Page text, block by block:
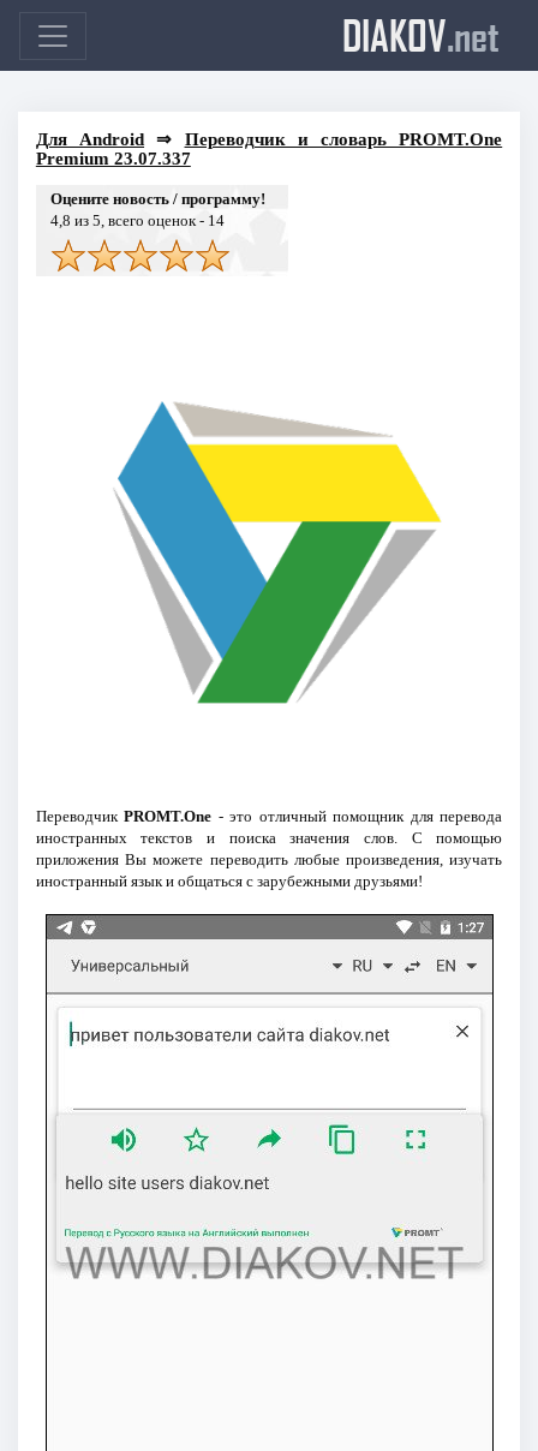
DIAKOV.net
Для Android ⇒ Переводчик и словарь PROMT.One
Premium 23.07.337
Оцените новость / программу!
4,8 из 5, всего оценок - 14
ПереводчикPROMT.One - это отличный помощник для перевода
иностранных текстов и поиска значения слов. С помощью
приложения Вы можете переводить любые произведения, изучать
иностранный язык и общаться с зарубежными друзьями!